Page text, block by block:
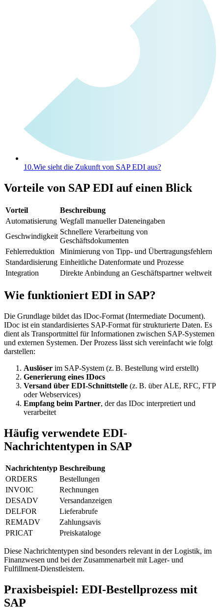
10.Wie sieht die Zukunft von SAP EDI aus?
Vorteile von SAP EDI auf einen Blick
Vorteil
Beschreibung
Automatisierung Wegfall manueller Dateneingaben
Geschwindigkeit
Schnellere Verarbeitung von
Geschäftsdokumenten
Fehlerreduktion
Minimierung von Tipp- und Übertragungsfehlern
Standardisierung Einheitliche Datenformate und Prozesse
Integration
Direkte Anbindung an Geschäftspartner weltweit
Wie funktioniert EDI in SAP?
Die Grundlage bildet das IDoc-Format (Intermediate Document).
IDoc ist ein standardisiertes SAP-Format für strukturierte Daten. Es
dient als Transportmittel für Informationen zwischen SAP-Systemen
und externen Systemen. Der Prozess lässt sich vereinfacht wie folgt
darstellen:
Auslöser im SAP-System (z. B. Bestellung wird erstellt)
Generierung eines IDocs
Versand über EDI-Schnittstelle (z. B. über ALE, RFC, FTP
oder Webservices)
Empfang beim Partner, der das IDoc interpretiert und
verarbeitet
Häufig verwendete EDI-
Nachrichtentypen in SAP
Nachrichtentyp Beschreibung
ORDERS
Bestellungen
INVOIC
Rechnungen
DESADV
Versandanzeigen
DELFOR
Lieferabrufe
REMADV
Zahlungsavis
PRICAT
Preiskataloge
Diese Nachrichtentypen sind besonders relevant in der Logistik, im
Finanzwesen und bei der Zusammenarbeit mit Lager- und
Fulfillment-Dienstleistern.
Praxisbeispiel: EDI-Bestellprozess mit
SAP